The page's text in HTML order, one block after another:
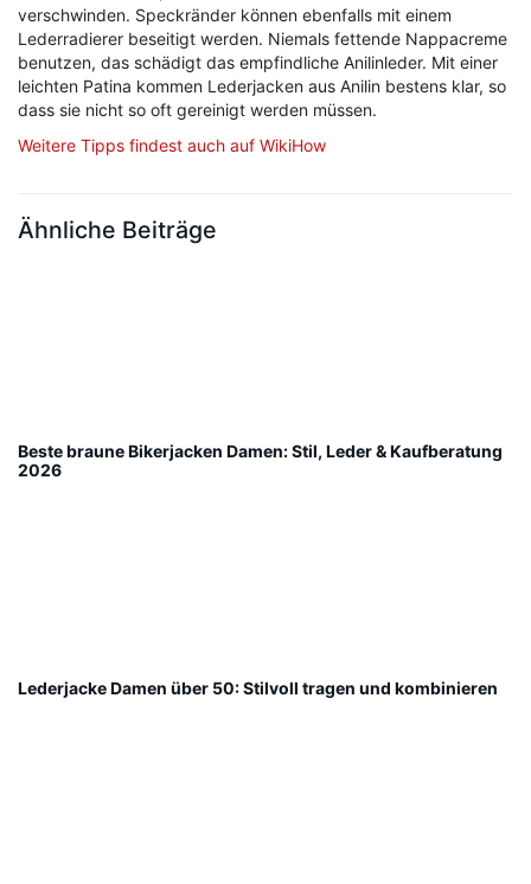
verschwinden. Speckränder können ebenfalls mit einem
Lederradierer beseitigt werden. Niemals fettende Nappacreme
benutzen, das schädigt das empfindliche Anilinleder. Mit einer
leichten Patina kommen Lederjacken aus Anilin bestens klar, so
dass sie nicht so oft gereinigt werden müssen.
Weitere Tipps findest auch auf WikiHow
Ähnliche Beiträge
Beste braune Bikerjacken Damen: Stil, Leder & Kaufberatung
2026
Lederjacke Damen über 50: Stilvoll tragen und kombinieren